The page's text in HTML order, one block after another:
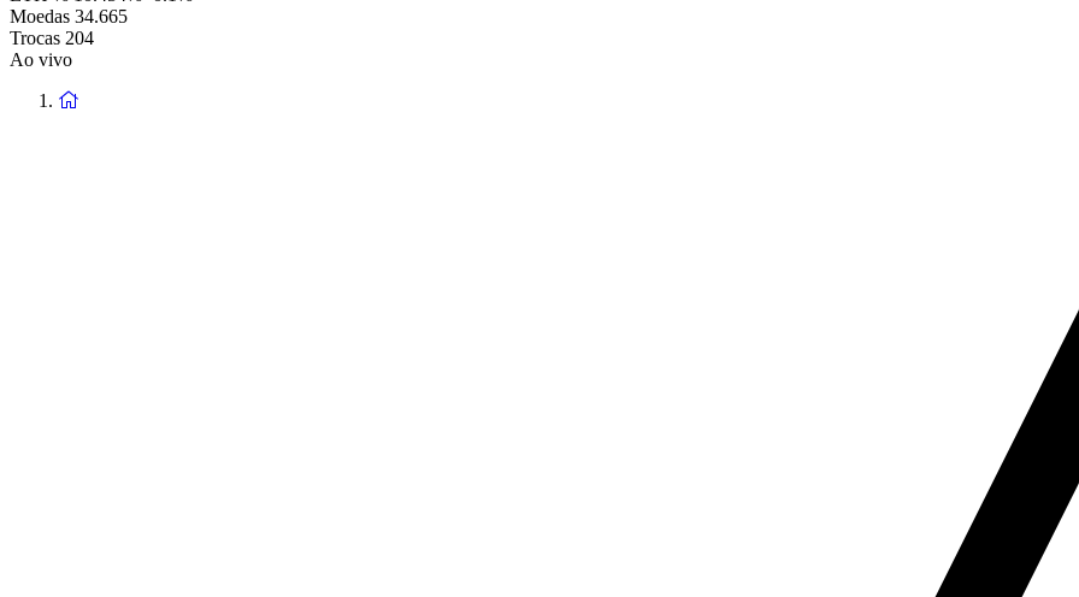
Moedas 34.665
Trocas 204
Ao vivo